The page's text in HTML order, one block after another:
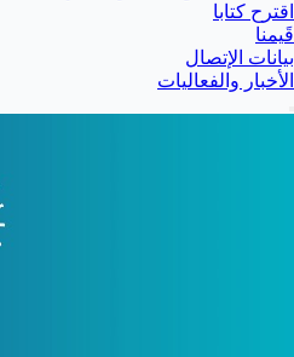
اقترح كتابا
قَيمنا
بيانات الإتصال
الأخبار والفعاليات